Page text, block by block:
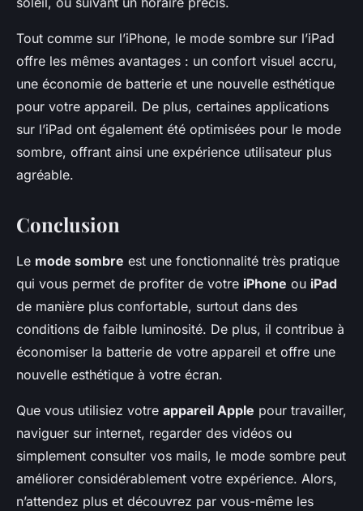
Tout comme sur l’iPhone, le mode sombre sur l’iPad
offre les mêmes avantages : un confort visuel accru,
une économie de batterie et une nouvelle esthétique
pour votre appareil. De plus, certaines applications
sur l’iPad ont également été optimisées pour le mode
sombre, offrant ainsi une expérience utilisateur plus
agréable.
Conclusion
Le mode sombre est une fonctionnalité très pratique
qui vous permet de profiter de votre iPhone ou iPad
de manière plus confortable, surtout dans des
conditions de faible luminosité. De plus, il contribue à
économiser la batterie de votre appareil et offre une
nouvelle esthétique à votre écran.
Que vous utilisiez votre appareil Apple pour travailler,
naviguer sur internet, regarder des vidéos ou
simplement consulter vos mails, le mode sombre peut
améliorer considérablement votre expérience. Alors,
n’attendez plus et découvrez par vous-même les